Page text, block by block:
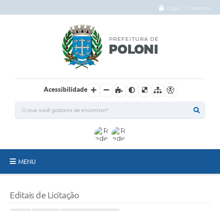
Login / Cadastro
Acessibilidade
MENU
Editais de Licitação